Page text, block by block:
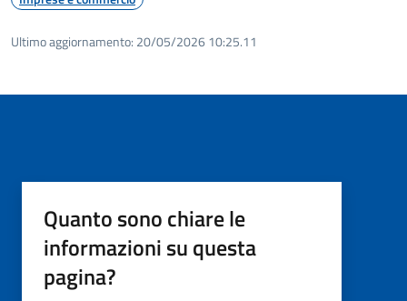
Ultimo aggiornamento: 20/05/2026 10:25.11
Quanto sono chiare le
informazioni su questa
pagina?